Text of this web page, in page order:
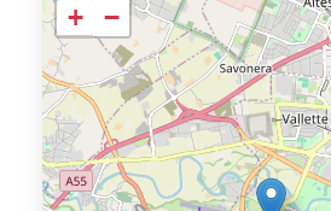
+ −